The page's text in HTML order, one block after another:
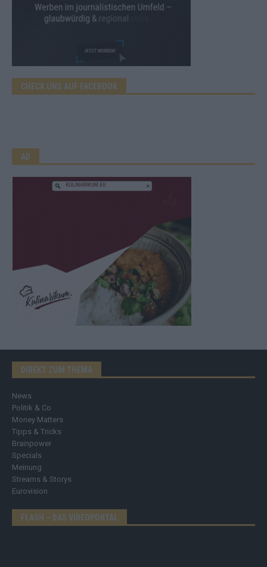
CHECK UNS AUF FACEBOOK
AD
DIREKT ZUM THEMA
News
Politik & Co
Money Matters
Tipps & Tricks
Brainpower
Specials
Meinung
Streams & Storys
Eurovision
FLASH – DAS VIDEOPORTAL